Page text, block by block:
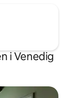
i Venedig